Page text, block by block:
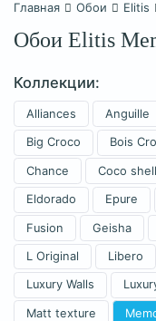
Главная Обои Elitis
Обои Elitis
Коллекции:
Alliances Anguille
Big Croco Bois
Chance Coco
Eldorado Epure
Fusion Geisha
L Original Libero
Luxury Walls
Matt texture